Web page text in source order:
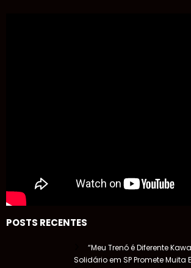
POSTS RECENTES
“Meu Trenó é Diferente
Solidário em SP Promete Muita